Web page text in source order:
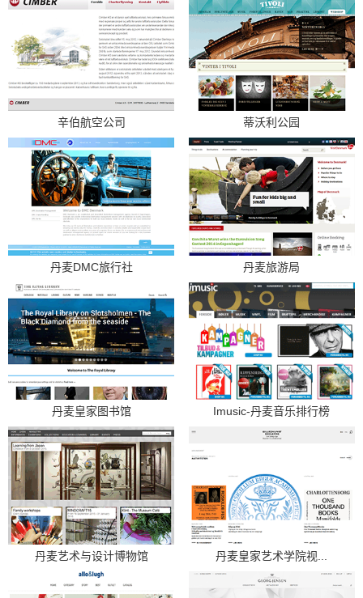
辛伯航空公司 蒂沃利公园
丹麦DMC旅行社 丹麦旅游局
丹麦皇家图书馆 Imusic-丹麦音乐排行榜
丹麦艺术与设计博物馆 丹麦皇家艺术学院视...